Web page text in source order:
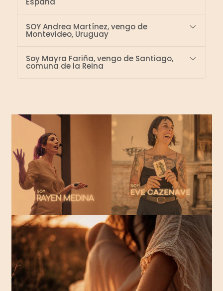
SOY Andrea Martínez, vengo de
Montevideo, Uruguay
Soy Mayra Fariña, vengo de Santiago,
comuna de la Reina